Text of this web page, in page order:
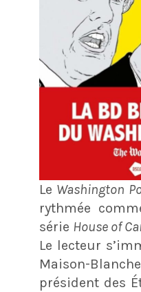
Le Washington
rythmée
série House of
Le lecteur
Maison-
président des